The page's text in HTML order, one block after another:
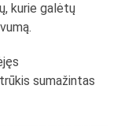
kurie galėtų
sumažintas